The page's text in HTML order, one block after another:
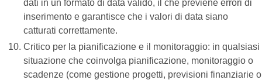
dati in un formato di data valido, il che previene errori di
inserimento e garantisce che i valori di data siano
catturati correttamente.
Critico per la pianificazione e il monitoraggio: in qualsiasi
situazione che coinvolga pianificazione, monitoraggio o
scadenze (come gestione progetti, previsioni finanziarie o